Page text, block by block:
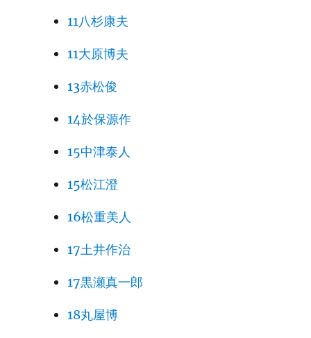
11八杉康夫
11大原博夫
13赤松俊
14於保源作
15中津泰人
15松江澄
16松重美人
17土井作治
17黒瀬真一郎
18丸屋博